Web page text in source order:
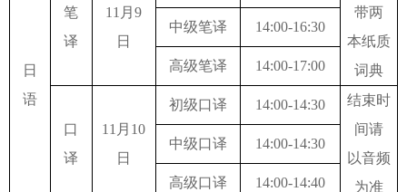
日
语
笔
译
11 月9
日
带两
本纸质
词典
中级笔译 14:00-16:30
高级笔译 14:00-17:00
口
译
11 月 10
日
初级口译 14:00-14:30
结束时
间请
以音频
为准
中级口译 14:00-14:30
高级口译 14:00-14:40